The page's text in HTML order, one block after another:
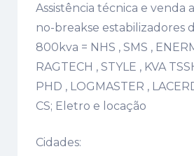
Assistência técnica e venda
no-breakse estabilizadores
800kva = NHS , SMS ,
RAGTECH , STYLE , KVA
PHD , LOGMASTER ,
CS; Eletro e locação
Cidades: